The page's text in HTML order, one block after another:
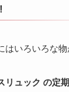
いろいろな物
リュック の定